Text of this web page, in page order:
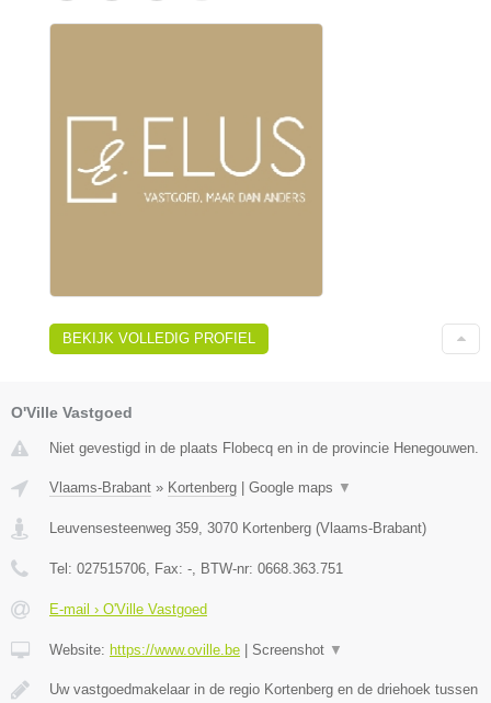
BEKIJK VOLLEDIG PROFIEL
O'Ville Vastgoed
Niet gevestigd in de plaats Flobecq en in de provincie Henegouwen.
Vlaams-Brabant » Kortenberg Google maps ▼
Leuvensesteenweg 359, 3070 Kortenberg (Vlaams-Brabant)
Tel: 027515706, Fax: -, BTW-nr: 0668.363.751
E-mail › O'Ville Vastgoed
Website: https://www.oville.be Screenshot ▼
Uw vastgoedmakelaar in de regio Kortenberg en de driehoek tussen